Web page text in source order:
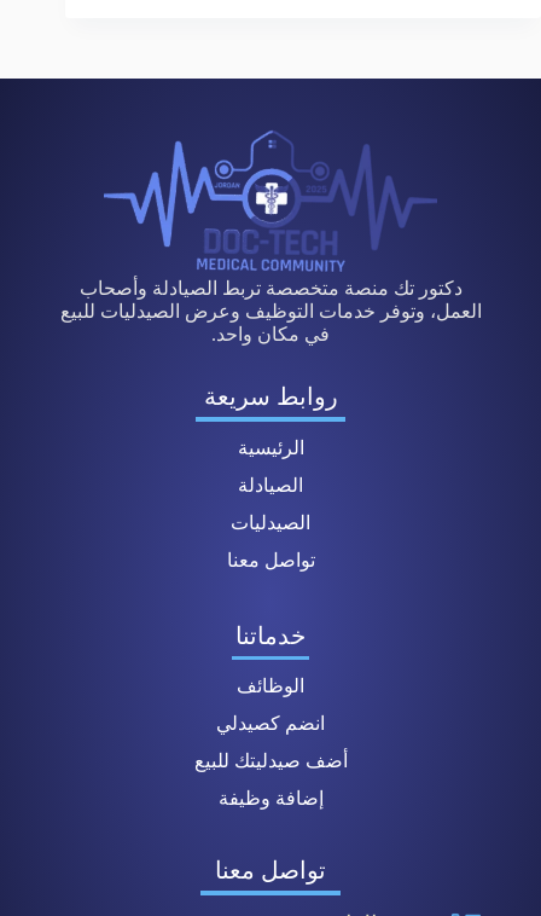
دكتور تك منصة متخصصة تربط الصيادلة وأصحاب
العمل، وتوفر خدمات التوظيف وعرض الصيدليات للبيع
في مكان واحد.
روابط سريعة
الرئيسية
الصيادلة
الصيدليات
تواصل معنا
خدماتنا
الوظائف
انضم كصيدلي
أضف صيدليتك للبيع
إضافة وظيفة
تواصل معنا